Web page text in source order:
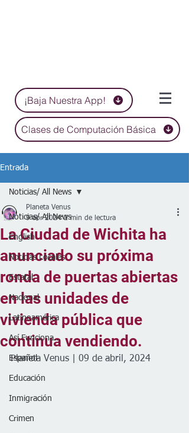
¡Baja Nuestra App!
Clases de Computación Básica
Entrada
Noticias/ All News
English
Noticias Locales
Estatal
Nacional
Latinoamérica
Así Funciona...
Español
Educación
Inmigración
Crimen
Noticias/ All News
La Ciudad de Wichita ha
anunciado su próxima
ronda de puertas abiertas
en las unidades de
vivienda pública que
continua vendiendo.
Planeta Venus
9 abr 2024 2 min de lectura
Planeta Venus | 09 de abril, 2024